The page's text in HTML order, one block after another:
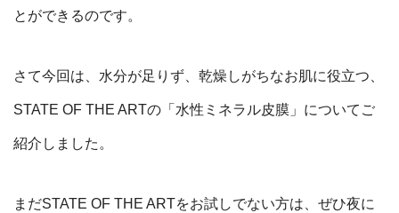
とができるのです。
さて今回は、水分が足りず、乾燥しがちなお肌に役立つ、
STATE OF THE ARTの「水性ミネラル皮膜」についてご
紹介しました。
まだSTATE OF THE ARTをお試しでない方は、ぜひ夜に